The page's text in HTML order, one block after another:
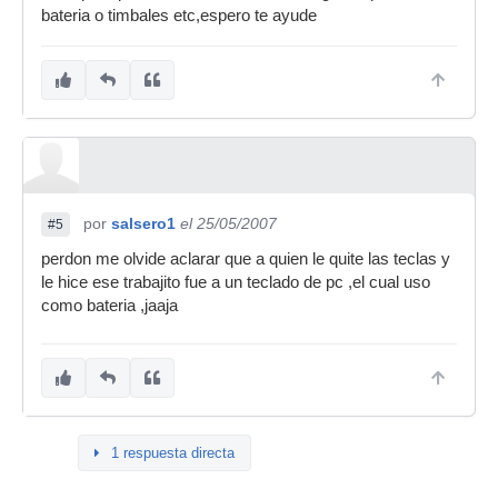
bateria o timbales etc,espero te ayude
#5 por salsero1 el 25/05/2007
perdon me olvide aclarar que a quien le quite las teclas y
le hice ese trabajito fue a un teclado de pc ,el cual uso
como bateria ,jaaja
1 respuesta directa